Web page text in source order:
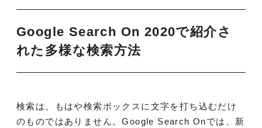
Google Search On 2020で紹介さ
れた多様な検索方法
検索は、もはや検索ボックスに文字を打ち込むだけ
のものではありません。Google Search Onでは、新